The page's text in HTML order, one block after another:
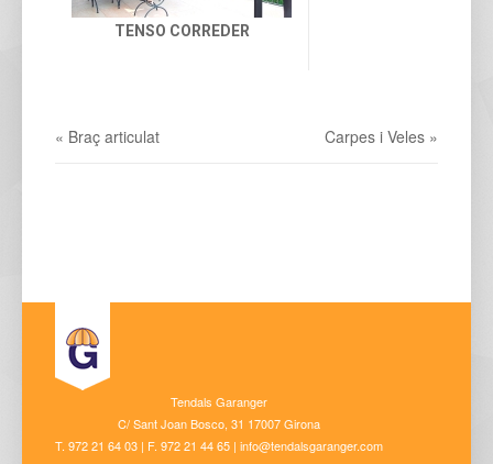
TENSO CORREDER
« Braç articulat Carpes i Veles »
Tendals Garanger
C/ Sant Joan Bosco, 31 17007 Girona
T. 972 21 64 03 | F. 972 21 44 65 | info@tendalsgaranger.com